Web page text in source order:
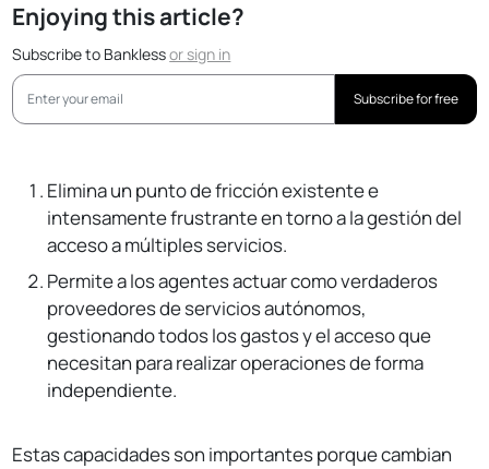
Enjoying this article?
Subscribe to Banklessorsign in
Subscribe for free
Elimina un punto de fricción existente e
intensamente frustrante en torno a la gestión del
acceso a múltiples servicios.
Permite a los agentes actuar como verdaderos
proveedores de servicios autónomos,
gestionando todos los gastos y el acceso que
necesitan para realizar operaciones de forma
independiente.
Estas capacidades son importantes porque cambian